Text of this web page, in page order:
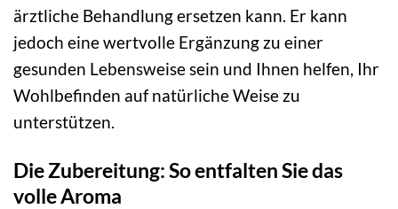
ärztliche Behandlung ersetzen kann. Er kann
jedoch eine wertvolle Ergänzung zu einer
gesunden Lebensweise sein und Ihnen helfen, Ihr
Wohlbefinden auf natürliche Weise zu
unterstützen.
Die Zubereitung: So entfalten Sie das
volle Aroma